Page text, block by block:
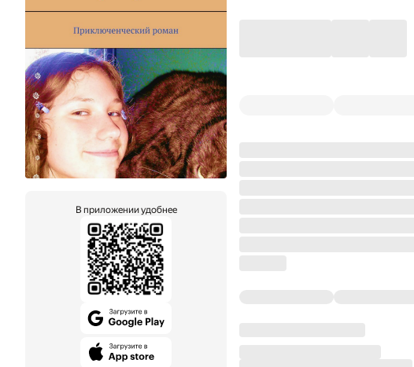
В приложении удобнее